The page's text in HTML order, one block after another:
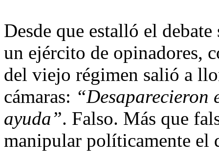
Desde que estalló el
un ejército de opinadores,
del viejo régimen salió a
cámaras: “Desaparecieron
ayuda”. Falso. Más que
manipular políticamente el